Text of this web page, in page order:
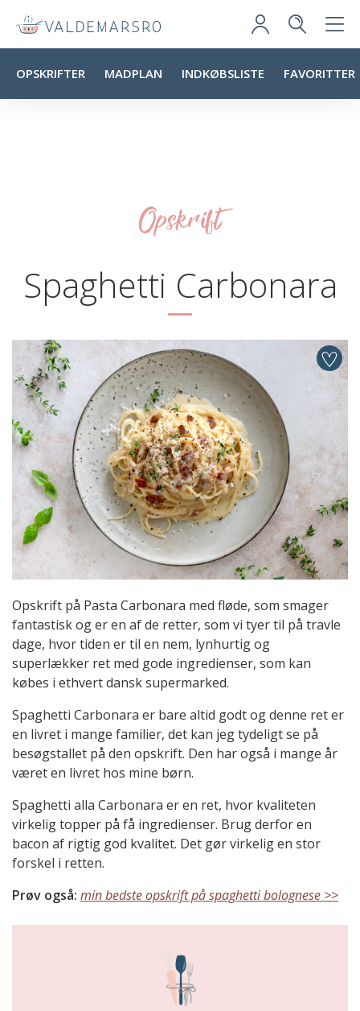
OPSKRIFTER MADPLAN INDKØBSLISTE FAVORITTER
Opskrift
Spaghetti Carbonara
Opskrift på Pasta Carbonara med fløde, som smager
fantastisk og er en af de retter, som vi tyer til på travle
dage, hvor tiden er til en nem, lynhurtig og
superlækker ret med gode ingredienser, som kan
købes i ethvert dansk supermarked.
Spaghetti Carbonara er bare altid godt og denne ret er
en livret i mange familier, det kan jeg tydeligt se på
besøgstallet på den opskrift. Den har også i mange år
været en livret hos mine børn.
Spaghetti alla Carbonara er en ret, hvor kvaliteten
virkelig topper på få ingredienser. Brug derfor en
bacon af rigtig god kvalitet. Det gør virkelig en stor
forskel i retten.
Prøv også: min bedste opskrift på spaghetti bolognese >>